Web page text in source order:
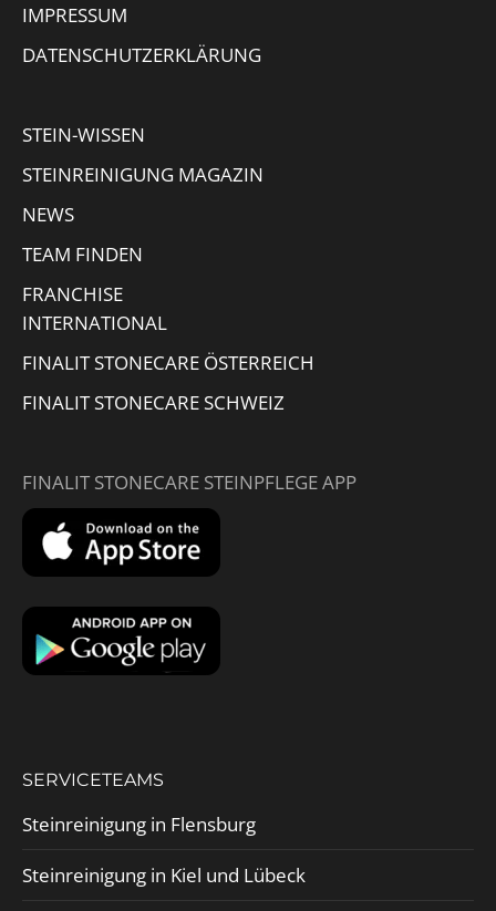
opens
in
opens
in
opens
in
opens
window
IMPRESSUM
DATENSCHUTZERKLÄRUNG
STEIN-WISSEN
STEINREINIGUNG MAGAZIN
NEWS
TEAM FINDEN
FRANCHISE
INTERNATIONAL
FINALIT STONECARE ÖSTERREICH
FINALIT STONECARE SCHWEIZ
FINALIT STONECARE STEINPFLEGE APP
SERVICETEAMS
Steinreinigung in Flensburg
Steinreinigung in Kiel und Lübeck